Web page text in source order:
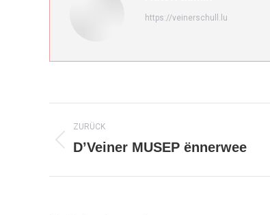
https://veinerschull.lu
Kommentarnavigation
ZURÜCK
Vorheriger
D’Veiner MUSEP ënnerwee